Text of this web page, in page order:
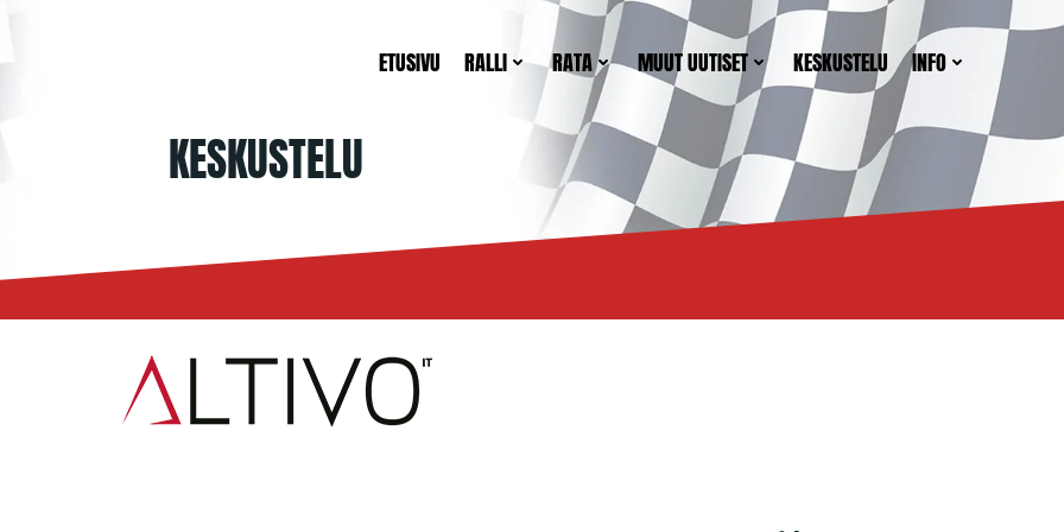
ETUSIVU RALLI RATA MUUT UUTISET KESKUSTELU INFO
KESKUSTELU